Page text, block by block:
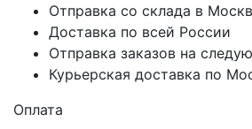
Отправка со склада в
Доставка по всей России
Отправка заказов на
Курьерская доставка по
Оплата